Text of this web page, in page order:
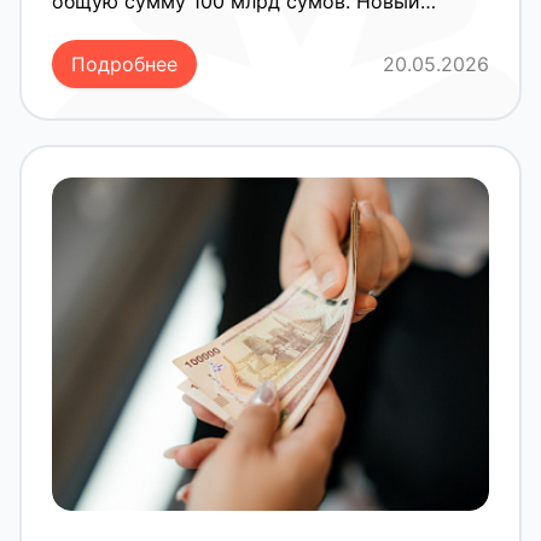
реализации стратегии компании по
развитию программ финансирования,
расширению инвестиционных
возможностей и укреплению позиций на
финансовом рынке Узбекистана. Ключевые
1 000 000 штук • Номинальная стоимость —
100 000 сум за облигацию • Выплата
купонного дохода — ежемесячно • Срок
обращения — 730 дней • Тикер — ACMT2B5
• ISIN-код — UZ6058977AE0
Дополнительную надежность выпуску
обеспечивает страховой полис АО «Trust-
Insurance», покрывающий номинальную
стоимость облигаций и начисляемый
Подробнее 20.05.2026